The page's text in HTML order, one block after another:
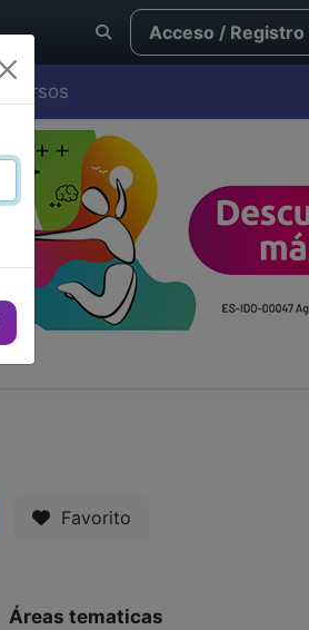
Acceso /
Cursos
Favorito
Áreas tematicas